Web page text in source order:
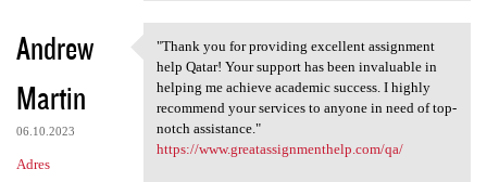
Andrew
Martin
06.10.2023
Adres
"Thank you for providing
"Thank you for providing excellent assignment
help Qatar! Your support has been invaluable in
helping me achieve academic success. I highly
recommend your services to anyone in need of top-
notch assistance."
https://www.greatassignmenthelp.com/qa/